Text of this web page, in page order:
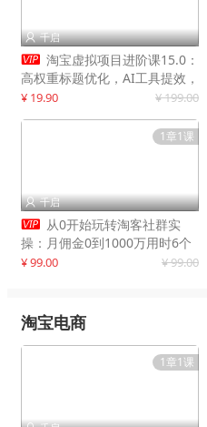
 千启
 淘宝虚拟项目进阶课15.0：
高权重标题优化，AI工具提效，
自动盈利模式搭建
¥ 19.90 ¥ 199.00
1章1课
 千启
 从0开始玩转淘客社群实
操：月佣金0到1000万用时6个
月
¥ 99.00 ¥ 99.00
淘宝电商
1章1课